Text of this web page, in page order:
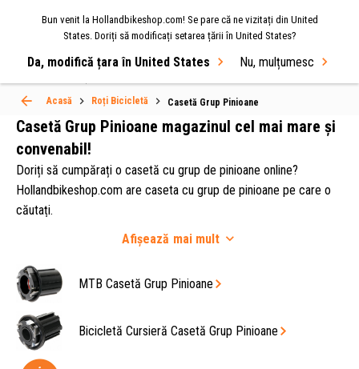
Bun venit la Hollandbikeshop.com! Se pare că ne vizitați din United
States. Doriți să modificați setarea țării în United States?
Da, modifică țara în United States Nu, mulțumesc
Acasă Roți Bicicletă Casetă Grup Pinioane
Casetă Grup Pinioane magazinul cel mai mare și
convenabil!
Doriți să cumpărați o casetă cu grup de pinioane online?
Hollandbikeshop.com are caseta cu grup de pinioane pe care o
căutați.
Fiecare butuc are propriul său tip de grup de pinioane.
În gama noastră largă și versatilă de piese pentru roți de
bicicletă disponibilă la Hollandbikeshop.com veți găsi caseta cu
grup de pinioane potrivită pentru butucii roților dvs.
Afișează mai mult
MTB Casetă Grup Pinioane
Bicicletă Cursieră Casetă Grup Pinioane